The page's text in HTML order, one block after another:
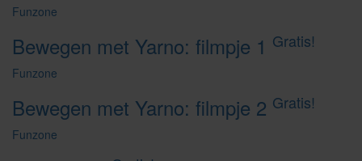
Funzone
Bewegen met Yarno: filmpje 1 Gratis!
Funzone
Bewegen met Yarno: filmpje 2 Gratis!
Funzone